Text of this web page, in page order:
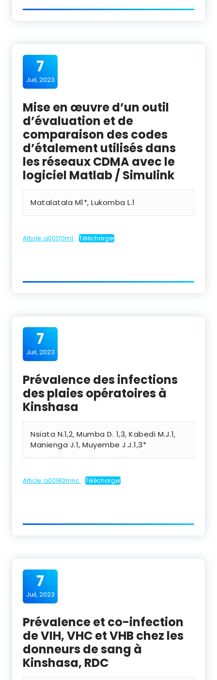
7
Juil, 2023
Mise en œuvre d’un outil
d’évaluation et de
comparaison des codes
d’étalement utilisés dans
les réseaux CDMA avec le
logiciel Matlab / Simulink
Matalatala M1*, Lukomba L.1
Article: a00170m1 Télécharger
7
Juil, 2023
Prévalence des infections
des plaies opératoires à
Kinshasa
Nsiata N.1,2‚ Mumba D. 1,3, Kabedi M.J.1‚
Manienga J.1, Muyembe J.J.1,3*
Article: a00180mnc Télécharger
7
Juil, 2023
Prévalence et co-infection
de VIH, VHC et VHB chez les
donneurs de sang à
Kinshasa, RDC